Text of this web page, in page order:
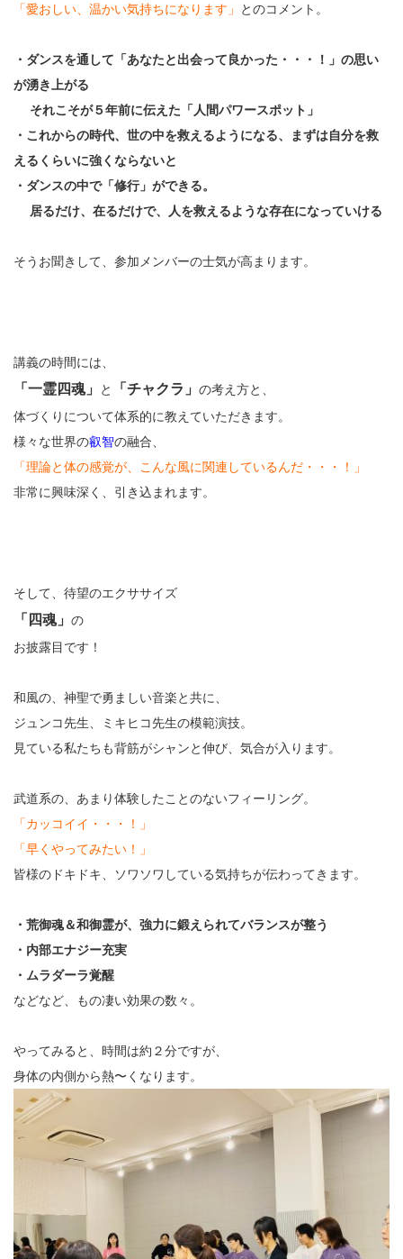
「愛おしい、温かい気持ちになります」
とのコメント。
・ダンスを通して「あなたと出会って良かった・・・！」の思い
が湧き上がる
それこそが５年前に伝えた「人間パワースポット」
・これからの時代、世の中を救えるようになる、まずは自分を救
えるくらいに強くならないと
・ダンスの中で「修行」ができる。
居るだけ、在るだけで、人を救えるような存在になっていける
そうお聞きして、参加メンバーの士気が高まります。
講義の時間には、
「一霊四魂」 と 「チャクラ」 の考え方と、
体づくりについて体系的に教えていただきます。
様々な世界の叡智の融合、
「理論と体の感覚が、こんな風に関連しているんだ・・・！」
非常に興味深く、引き込まれます。
そして、待望のエクササイズ
「四魂」 の
お披露目です！
和風の、神聖で勇ましい音楽と共に、
ジュンコ先生、ミキヒコ先生の模範演技。
見ている私たちも背筋がシャンと伸び、気合が入ります。
武道系の、あまり体験したことのないフィーリング。
「カッコイイ・・・！」
「早くやってみたい！」
皆様のドキドキ、ソワソワしている気持ちが伝わってきます。
・荒御魂＆和御霊が、強力に鍛えられてバランスが整う
・内部エナジー充実
・ムラダーラ覚醒
などなど、もの凄い効果の数々。
やってみると、時間は約２分ですが、
身体の内側から熱〜くなります。